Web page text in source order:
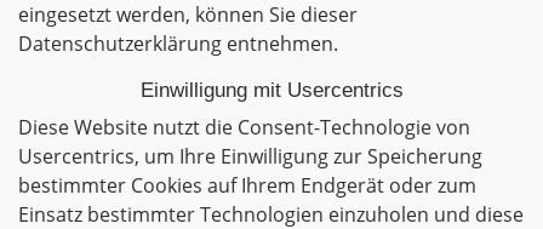
eingesetzt werden, können Sie dieser
Datenschutzerklärung entnehmen.
Einwilligung mit Usercentrics
Diese Website nutzt die Consent-Technologie von
Usercentrics, um Ihre Einwilligung zur Speicherung
bestimmter Cookies auf Ihrem Endgerät oder zum
Einsatz bestimmter Technologien einzuholen und diese